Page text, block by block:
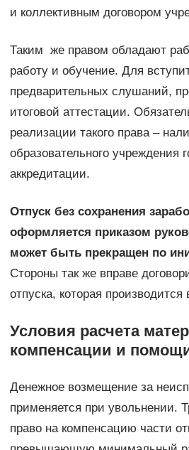
и коллективным договором
Таким же правом обладают
работу и обучение. Для
предварительных слушаний,
итоговой аттестации.
реализации такого права –
образовательного учреждения
аккредитации.
Отпуск без сохранения
оформляется приказом
может быть прекращен по
Стороны так же вправе
отпуска, которая
Условия расчета
компенсации и
Денежное возмещение за
применяется при увольнении.
право на компенсацию части